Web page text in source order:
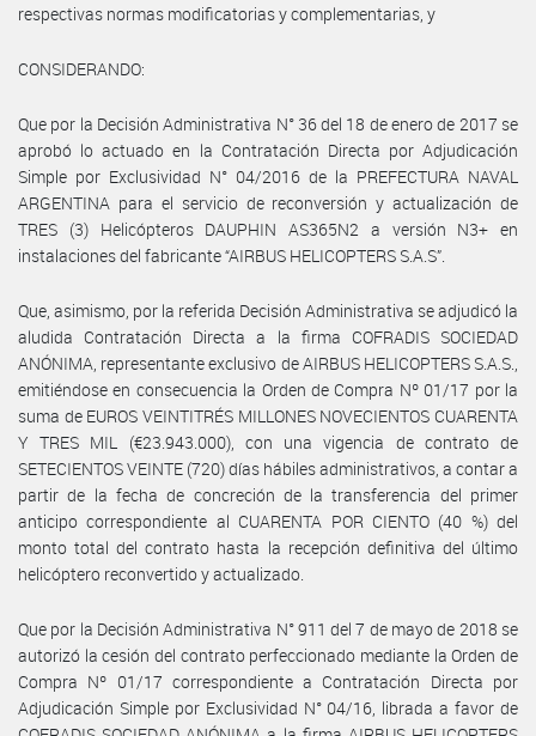
respectivas normas modificatorias y complementarias, y
CONSIDERANDO:
Que por la Decisión Administrativa N° 36 del 18 de enero de 2017 se
aprobó lo actuado en la Contratación Directa por Adjudicación
Simple por Exclusividad N° 04/2016 de la PREFECTURA NAVAL
ARGENTINA para el servicio de reconversión y actualización de
TRES (3) Helicópteros DAUPHIN AS365N2 a versión N3+ en
instalaciones del fabricante “AIRBUS HELICOPTERS S.A.S”.
Que, asimismo, por la referida Decisión Administrativa se adjudicó la
aludida Contratación Directa a la firma COFRADIS SOCIEDAD
ANÓNIMA, representante exclusivo de AIRBUS HELICOPTERS S.A.S.,
emitiéndose en consecuencia la Orden de Compra Nº 01/17 por la
suma de EUROS VEINTITRÉS MILLONES NOVECIENTOS CUARENTA
Y TRES MIL (€23.943.000), con una vigencia de contrato de
SETECIENTOS VEINTE (720) días hábiles administrativos, a contar a
partir de la fecha de concreción de la transferencia del primer
anticipo correspondiente al CUARENTA POR CIENTO (40 %) del
monto total del contrato hasta la recepción definitiva del último
helicóptero reconvertido y actualizado.
Que por la Decisión Administrativa N° 911 del 7 de mayo de 2018 se
autorizó la cesión del contrato perfeccionado mediante la Orden de
Compra Nº 01/17 correspondiente a Contratación Directa por
Adjudicación Simple por Exclusividad N° 04/16, librada a favor de